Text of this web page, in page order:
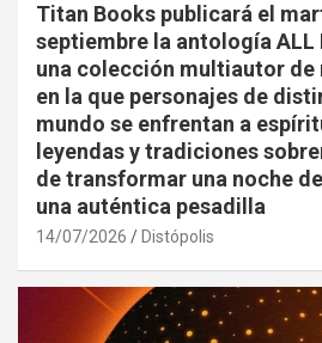
Titan Books publicará el
septiembre la antología ALL
una colección multiautor
en la que personajes de
mundo se enfrentan a
leyendas y tradiciones
de transformar una noche
una auténtica pesadilla
14/07/2026 Distópolis